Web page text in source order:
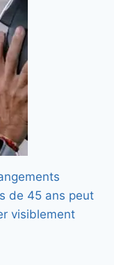
de 45 ans peut
visiblement